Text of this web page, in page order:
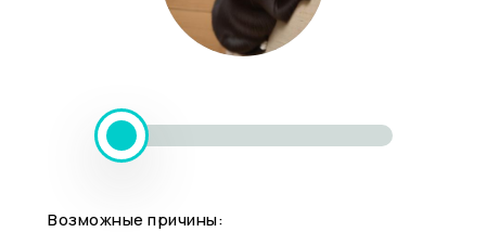
Возможные причины: